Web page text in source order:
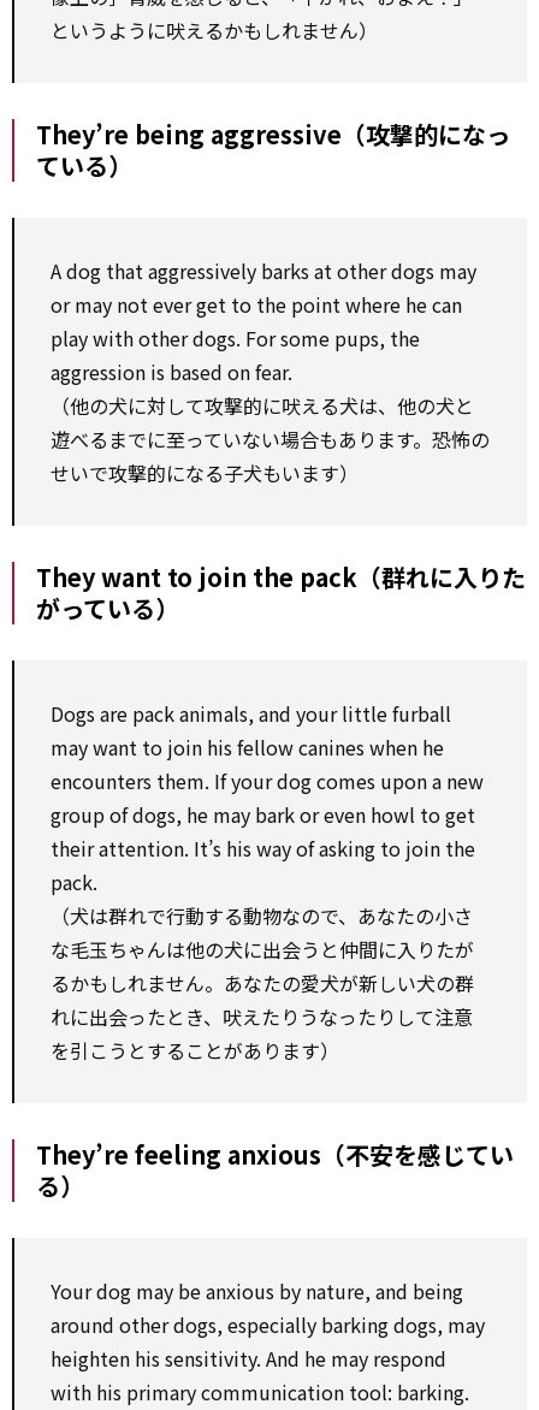
というように吠えるかもしれません）
They’re being aggressive（攻撃的になっ
ている）
A dog that aggressively barks at other dogs may
or may not ever get to the point where he can
play with other dogs. For some pups, the
aggression is based on fear.
（他の犬に対して攻撃的に吠える犬は、他の犬と
遊べるまでに至っていない場合もあります。恐怖の
せいで攻撃的になる子犬もいます）
They want to join the pack（群れに入りた
がっている）
Dogs are pack animals, and your little furball
may want to join his fellow canines when he
encounters them. If your dog comes upon a new
group of dogs, he may bark or even howl to get
their attention. It’s his way of asking to join the
pack.
（犬は群れで行動する動物なので、あなたの小さ
な毛玉ちゃんは他の犬に出会うと仲間に入りたが
るかもしれません。あなたの愛犬が新しい犬の群
れに出会ったとき、吠えたりうなったりして注意
を引こうとすることがあります）
They’re feeling anxious（不安を感じてい
る）
Your dog may be anxious by nature, and being
around other dogs, especially barking dogs, may
heighten his sensitivity. And he may respond
with his primary communication tool: barking.